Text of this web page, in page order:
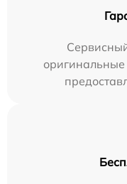
оригинальные